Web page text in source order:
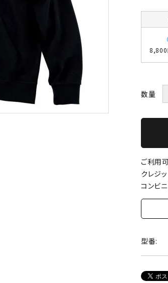
8,800
数量
ご利用
クレジ
コンビ
型番: